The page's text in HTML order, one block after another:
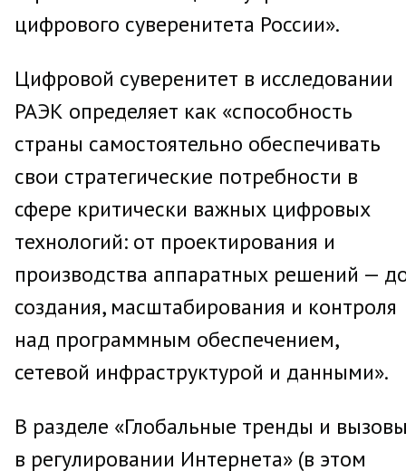
цифрового суверенитета России».
Цифровой суверенитет в исследовании
РАЭК определяет как «способность
страны самостоятельно обеспечивать
свои стратегические потребности в
сфере критически важных цифровых
технологий: от проектирования и
производства аппаратных решений —
создания, масштабирования и контроля
над программным обеспечением,
сетевой инфраструктурой и данными».
В разделе «Глобальные тренды и
в регулировании Интернета» (в этом